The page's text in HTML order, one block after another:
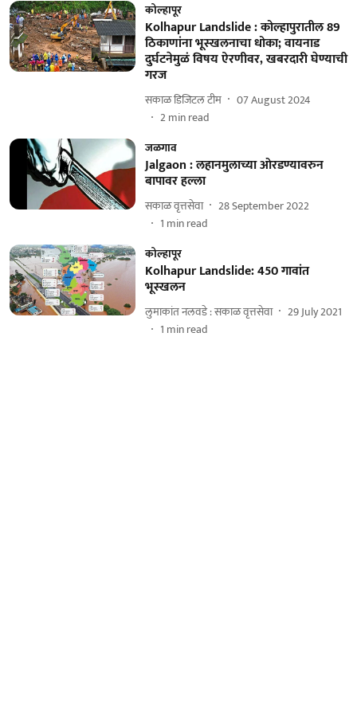
कोल्हापूर
Kolhapur Landslide : कोल्हापुरातील 89
ठिकाणांना भूस्खलनाचा धोका; वायनाड
दुर्घटनेमुळं विषय ऐरणीवर, खबरदारी घेण्याची
गरज
सकाळ डिजिटल टीम
07 August 2024
2min read
जळगाव
Jalgaon : लहानमुलाच्या ओरडण्यावरुन
बापावर हल्ला
सकाळ वृत्तसेवा
28 September 2022
1 min read
कोल्हापूर
Kolhapur Landslide: 450 गावांत
भूस्खलन
लुमाकांत नलवडे : सकाळ वृत्तसेवा
29 July 2021
1 min read